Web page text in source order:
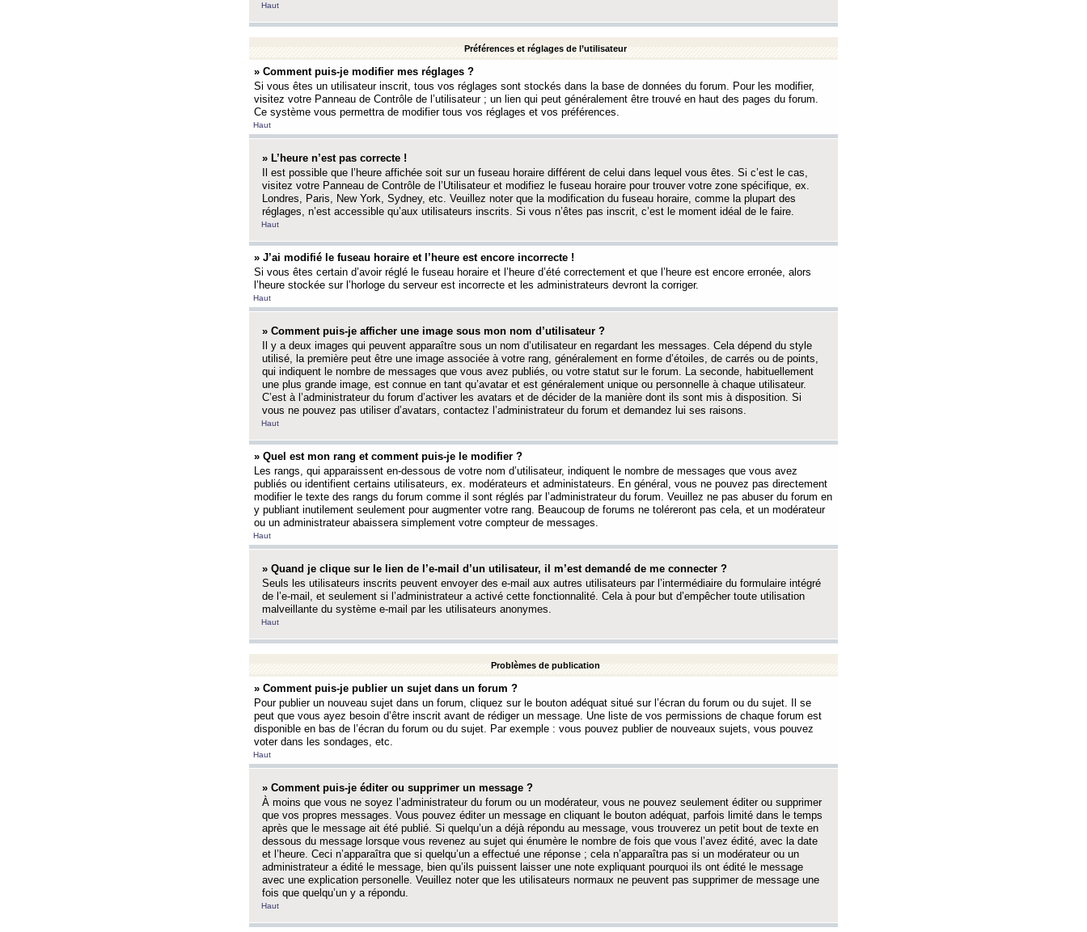
Haut
Préférences et réglages de l’utilisateur
» Comment puis-je modifier mes réglages ?
Si vous êtes un utilisateur inscrit, tous vos réglages sont stockés dans la base de données du forum. Pour les modifier,
visitez votre Panneau de Contrôle de l’utilisateur ; un lien qui peut généralement être trouvé en haut des pages du forum.
Ce système vous permettra de modifier tous vos réglages et vos préférences.
Haut
» L’heure n’est pas correcte !
Il est possible que l’heure affichée soit sur un fuseau horaire différent de celui dans lequel vous êtes. Si c’est le cas,
visitez votre Panneau de Contrôle de l’Utilisateur et modifiez le fuseau horaire pour trouver votre zone spécifique, ex.
Londres, Paris, New York, Sydney, etc. Veuillez noter que la modification du fuseau horaire, comme la plupart des
réglages, n’est accessible qu’aux utilisateurs inscrits. Si vous n’êtes pas inscrit, c’est le moment idéal de le faire.
Haut
» J’ai modifié le fuseau horaire et l’heure est encore incorrecte !
Si vous êtes certain d’avoir réglé le fuseau horaire et l’heure d’été correctement et que l’heure est encore erronée, alors
l’heure stockée sur l’horloge du serveur est incorrecte et les administrateurs devront la corriger.
Haut
» Comment puis-je afficher une image sous mon nom d’utilisateur ?
Il y a deux images qui peuvent apparaître sous un nom d’utilisateur en regardant les messages. Cela dépend du style
utilisé, la première peut être une image associée à votre rang, généralement en forme d’étoiles, de carrés ou de points,
qui indiquent le nombre de messages que vous avez publiés, ou votre statut sur le forum. La seconde, habituellement
une plus grande image, est connue en tant qu’avatar et est généralement unique ou personnelle à chaque utilisateur.
C’est à l’administrateur du forum d’activer les avatars et de décider de la manière dont ils sont mis à disposition. Si
vous ne pouvez pas utiliser d’avatars, contactez l’administrateur du forum et demandez lui ses raisons.
Haut
» Quel est mon rang et comment puis-je le modifier ?
Les rangs, qui apparaissent en-dessous de votre nom d’utilisateur, indiquent le nombre de messages que vous avez
publiés ou identifient certains utilisateurs, ex. modérateurs et administateurs. En général, vous ne pouvez pas directement
modifier le texte des rangs du forum comme il sont réglés par l’administrateur du forum. Veuillez ne pas abuser du forum en
y publiant inutilement seulement pour augmenter votre rang. Beaucoup de forums ne toléreront pas cela, et un modérateur
ou un administrateur abaissera simplement votre compteur de messages.
Haut
» Quand je clique sur le lien de l’e-mail d’un utilisateur, il m’est demandé de me connecter ?
Seuls les utilisateurs inscrits peuvent envoyer des e-mail aux autres utilisateurs par l’intermédiaire du formulaire intégré
de l’e-mail, et seulement si l’administrateur a activé cette fonctionnalité. Cela à pour but d’empêcher toute utilisation
malveillante du système e-mail par les utilisateurs anonymes.
Haut
Problèmes de publication
» Comment puis-je publier un sujet dans un forum ?
Pour publier un nouveau sujet dans un forum, cliquez sur le bouton adéquat situé sur l’écran du forum ou du sujet. Il se
peut que vous ayez besoin d’être inscrit avant de rédiger un message. Une liste de vos permissions de chaque forum est
disponible en bas de l’écran du forum ou du sujet. Par exemple : vous pouvez publier de nouveaux sujets, vous pouvez
voter dans les sondages, etc.
Haut
» Comment puis-je éditer ou supprimer un message ?
À moins que vous ne soyez l’administrateur du forum ou un modérateur, vous ne pouvez seulement éditer ou supprimer
que vos propres messages. Vous pouvez éditer un message en cliquant le bouton adéquat, parfois limité dans le temps
après que le message ait été publié. Si quelqu’un a déjà répondu au message, vous trouverez un petit bout de texte en
dessous du message lorsque vous revenez au sujet qui énumère le nombre de fois que vous l’avez édité, avec la date
et l’heure. Ceci n’apparaîtra que si quelqu’un a effectué une réponse ; cela n’apparaîtra pas si un modérateur ou un
administrateur a édité le message, bien qu’ils puissent laisser une note expliquant pourquoi ils ont édité le message
avec une explication personelle. Veuillez noter que les utilisateurs normaux ne peuvent pas supprimer de message une
fois que quelqu’un y a répondu.
Haut